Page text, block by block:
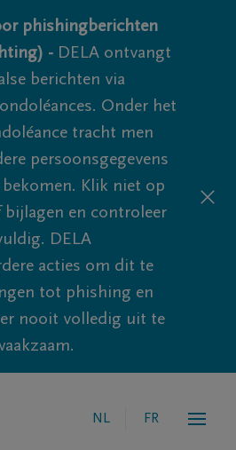
phishingberichten
- DELA ontvangt
berichten via
Onder het
tracht men
persoonsgegevens
Klik niet op
en controleer
DELA
acties om dit te
tot phishing en
nooit volledig uit te
NL FR